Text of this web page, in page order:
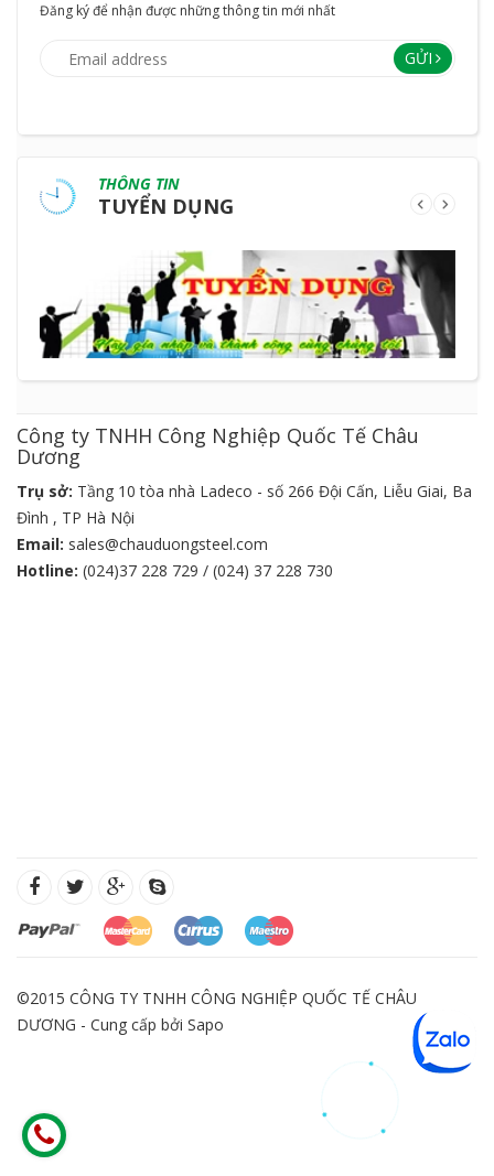
Đăng ký để nhận được những thông tin mới nhất
GỬI
THÔNG TIN
TUYỂN DỤNG
Công ty TNHH Công Nghiệp Quốc Tế Châu
Dương
Trụ sở: Tầng 10 tòa nhà Ladeco - số 266 Đội Cấn, Liễu Giai, Ba
Đình , TP Hà Nội
Email: sales@chauduongsteel.com
Hotline: (024)37 228 729 / (024) 37 228 730
©2015 CÔNG TY TNHH CÔNG NGHIỆP QUỐC TẾ CHÂU
DƯƠNG - Cung cấp bởi Sapo